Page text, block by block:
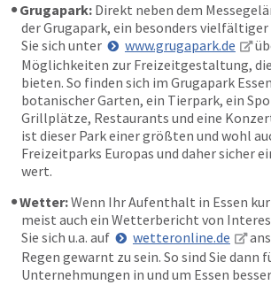
Grugapark: Direkt neben dem
der Grugapark, ein besonders
Sie sich unter
www.grugapark.de
Möglichkeiten zur Freizeitgestaltung,
bieten. So finden sich im Grugapark
botanischer Garten, ein Tierpark, ein
Grillplätze, Restaurants und eine
ist dieser Park einer größten und wohl
Freizeitparks Europas und daher sicher
wert.
Wetter:Wenn Ihr Aufenthalt in Essen
meist auch ein Wetterbericht von
Sie sich u.a. auf
wetteronline.de
Regen gewarnt zu sein. So sind Sie dann
Unternehmungen in und um Essen